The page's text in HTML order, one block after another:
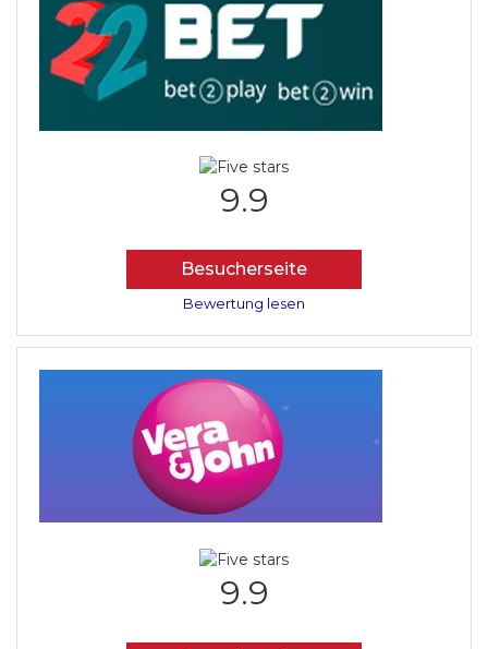
9.9
Besucherseite
Bewertung lesen
9.9